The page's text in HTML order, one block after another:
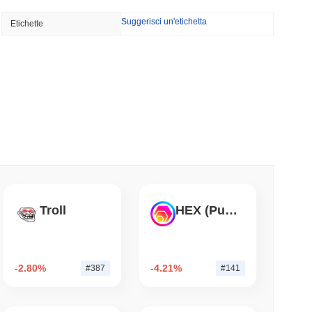
di tokenizzazione nel settore immobiliare
Etichette Suggerisci un'etichetta
Troll
-2.80% #387
HEX (Pulsechain)
-4.21% #141